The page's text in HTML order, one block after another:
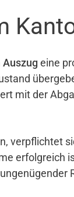
Auszug eine
mit der
verpflichtet
erfolgreich